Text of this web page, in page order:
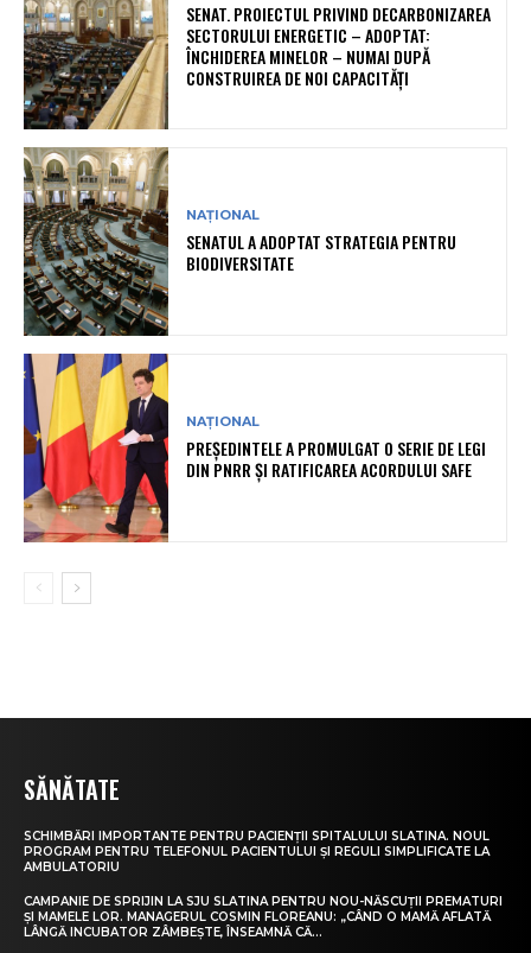
SENAT. PROIECTUL PRIVIND DECARBONIZAREA
SECTORULUI ENERGETIC – ADOPTAT:
ÎNCHIDEREA MINELOR – NUMAI DUPĂ
CONSTRUIREA DE NOI CAPACITĂȚI
NAȚIONAL
SENATUL A ADOPTAT STRATEGIA PENTRU
BIODIVERSITATE
NAȚIONAL
PREȘEDINTELE A PROMULGAT O SERIE DE LEGI
DIN PNRR ȘI RATIFICAREA ACORDULUI SAFE
SĂNĂTATE
SCHIMBĂRI IMPORTANTE PENTRU PACIENȚII SPITALULUI SLATINA. NOUL
PROGRAM PENTRU TELEFONUL PACIENTULUI ȘI REGULI SIMPLIFICATE LA
AMBULATORIU
CAMPANIE DE SPRIJIN LA SJU SLATINA PENTRU NOU-NĂSCUȚII PREMATURI
ȘI MAMELE LOR. MANAGERUL COSMIN FLOREANU: „CÂND O MAMĂ AFLATĂ
LÂNGĂ INCUBATOR ZÂMBEȘTE, ÎNSEAMNĂ CĂ...